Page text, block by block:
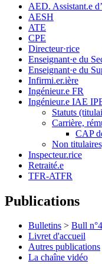
AED. Assistant.e
AESH
ATE
CPE
Directeur·rice
Enseignant·e du
Enseignant·e du
Infirmi.er.ière
Ingénieur.e FR
Ingénieur.e IAE
Statuts
Carrière,
CAP
Non
Inspecteur.rice
Retraité.e
TFR-ATFR
Publications
Bulletins > Bull
Livret d'accueil
Autres publications
La chaîne vidéo